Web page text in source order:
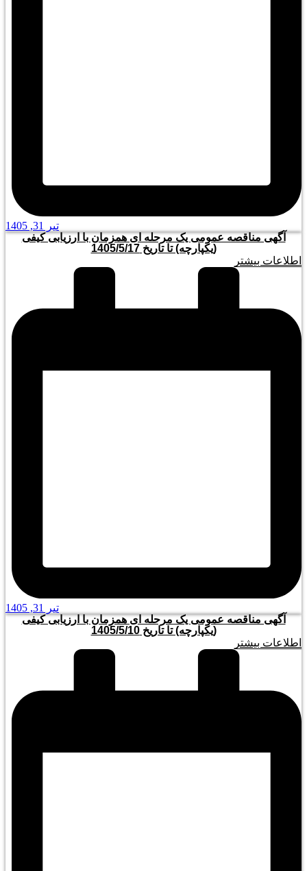
تیر 31, 1405
آگهی مناقصه عمومی یک مرحله ای همزمان با ارزیابی کیفی
(یکپارچه) تا تاریخ 1405/5/17
اطلاعات بیشتر
تیر 31, 1405
آگهی مناقصه عمومی یک مرحله ای همزمان با ارزیابی کیفی
(یکپارچه) تا تاریخ 1405/5/10
اطلاعات بیشتر